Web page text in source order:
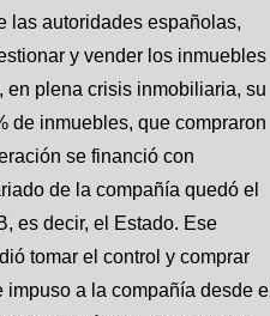
las autoridades españolas,
y vender los inmuebles
en plena crisis inmobiliaria, su
de inmuebles, que compraron
se financió con
de la compañía quedó el
es decir, el Estado. Ese
tomar el control y comprar
a la compañía desde el